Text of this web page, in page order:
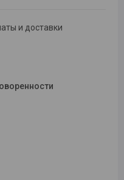
и доставки